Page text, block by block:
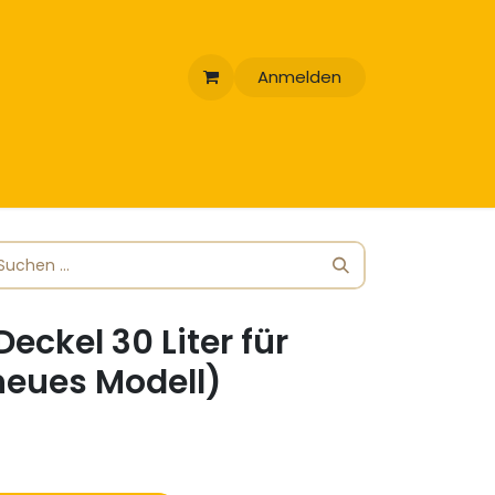
Anmelden
30 Liter für
Modell)